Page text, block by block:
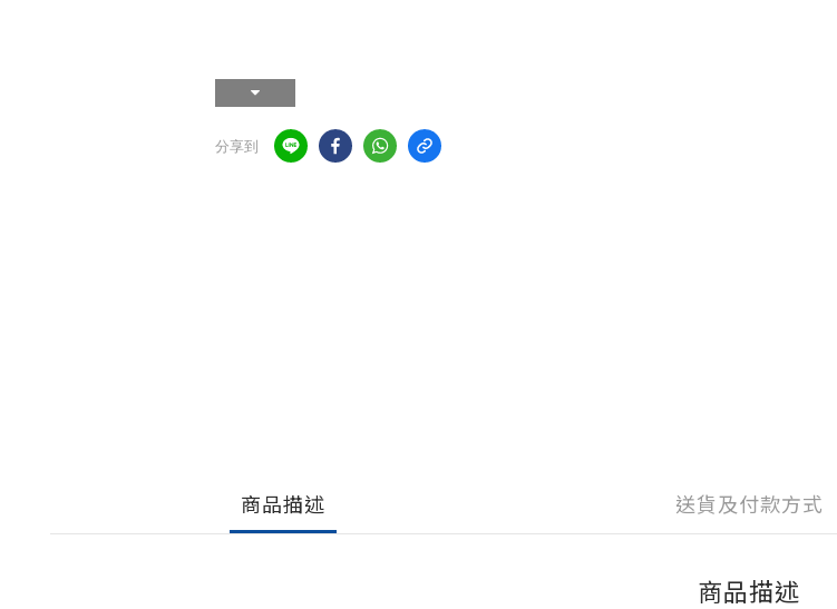
分享到
商品描述 送貨及付款方式
商品描述